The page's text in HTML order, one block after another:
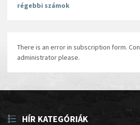
régebbi számok
There is an error in subscription form.
administrator please.
HÍR KATEGÓRIÁK